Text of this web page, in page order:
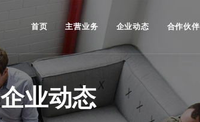
首页 主营业务 企业动态 合作伙伴
企业动态